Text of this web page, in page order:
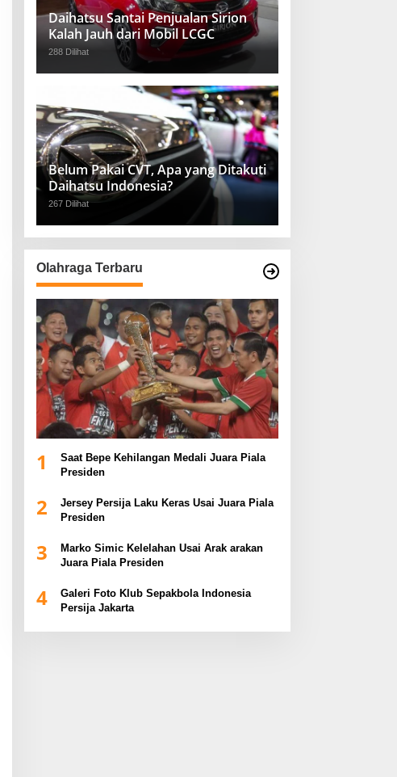
Daihatsu Santai Penjualan Sirion
Kalah Jauh dari Mobil LCGC
288 Dilihat
Belum Pakai CVT, Apa yang Ditakuti
Daihatsu Indonesia?
267 Dilihat
Olahraga Terbaru
1
Saat Bepe Kehilangan Medali Juara Piala
Presiden
2
Jersey Persija Laku Keras Usai Juara Piala
Presiden
3
Marko Simic Kelelahan Usai Arak arakan
Juara Piala Presiden
4
Galeri Foto Klub Sepakbola Indonesia
Persija Jakarta